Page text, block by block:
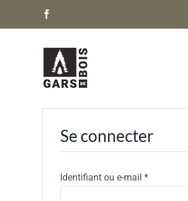
Se connecter
Identifiant ou e-mail *Obligatoire